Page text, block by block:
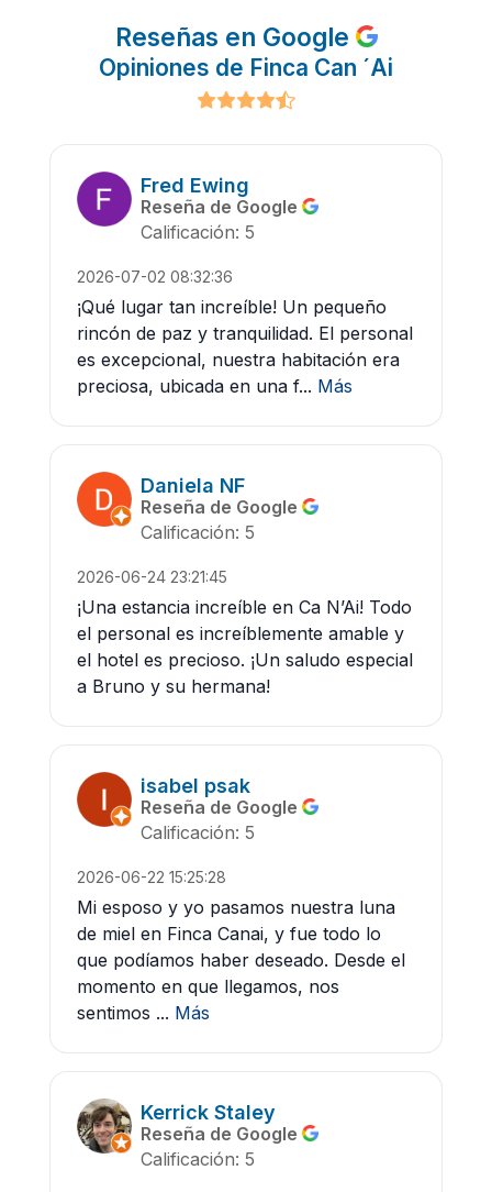
Reseñas en Google
Opiniones de Finca Can ´Ai
Fred Ewing
Reseña de Google
Calificación: 5
2026-07-02 08:32:36
¡Qué lugar tan increíble! Un pequeño
rincón de paz y tranquilidad. El personal
es excepcional, nuestra habitación era
preciosa, ubicada en una f... Más
Daniela NF
Reseña de Google
Calificación: 5
2026-06-24 23:21:45
¡Una estancia increíble en Ca N’Ai! Todo
el personal es increíblemente amable y
el hotel es precioso. ¡Un saludo especial
a Bruno y su hermana!
isabel psak
Reseña de Google
Calificación: 5
2026-06-22 15:25:28
Mi esposo y yo pasamos nuestra luna
de miel en Finca Canai, y fue todo lo
que podíamos haber deseado. Desde el
momento en que llegamos, nos
sentimos ... Más
Kerrick Staley
Reseña de Google
Calificación: 5